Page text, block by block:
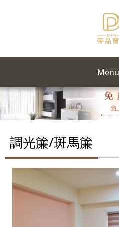
Menu
調光簾/斑馬簾